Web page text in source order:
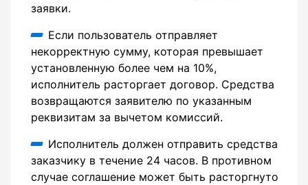
заявки.
Если пользователь отправляет
некорректную сумму, которая превышает
установленную более чем на 10%,
исполнитель расторгает договор. Средства
возвращаются заявителю по указанным
реквизитам за вычетом комиссий.
Исполнитель должен отправить средства
заказчику в течение 24 часов. В противном
случае соглашение может быть расторгнуто